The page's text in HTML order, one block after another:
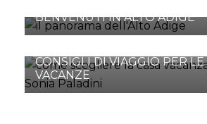
BENVENUTI IN ALTO ADIGE
CONSIGLI DI VIAGGIO PER
VACANZE